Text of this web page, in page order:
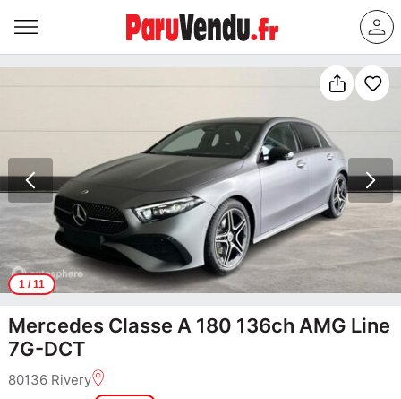
1/ 11
Mercedes Classe A 180 136ch AMG Line
7G-DCT
80136 Rivery